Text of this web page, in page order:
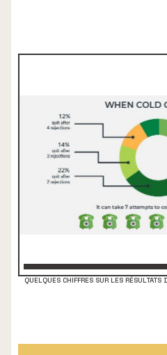
QUELQUES CHIFFRES SUR LES